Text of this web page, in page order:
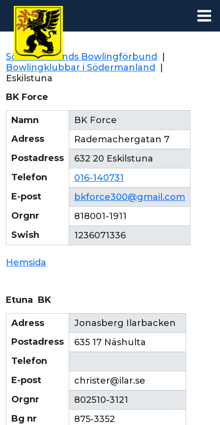
Södermanlands Bowlingförbund
Bowlingklubbar i Södermanland
Eskilstuna
BK Force
Namn
BK Force
Adress
Rademachergatan 7
Postadress
632 20 Eskilstuna
Telefon
016-140731
E-post
bkforce300@gmail.com
Orgnr
818001-1911
Swish
1236071336
Hemsida
Etuna BK
Adress
Jonasberg Ilarbacken
Postadress
635 17 Näshulta
Telefon
E-post
christer@ilar.se
Orgnr
802510-3121
Bg nr
875-3352